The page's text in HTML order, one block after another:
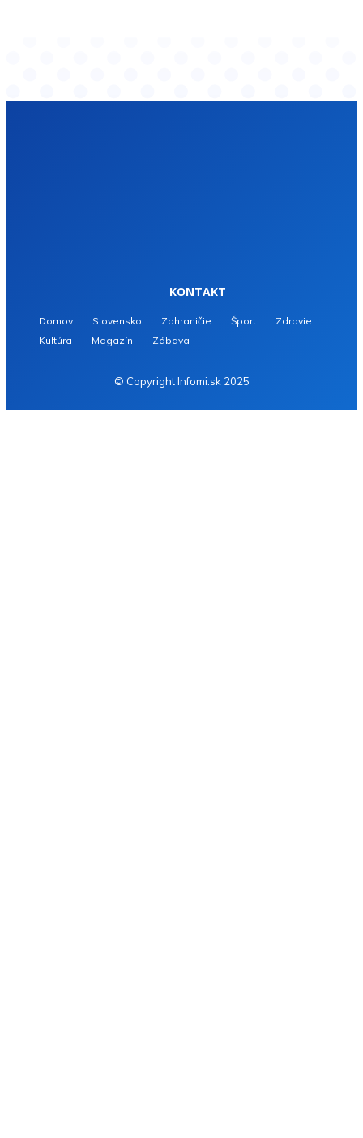
KONTAKT
Domov Slovensko Zahraničie Šport
Zdravie
Kultúra
Magazín Zábava
© Copyright Infomi.sk 2025